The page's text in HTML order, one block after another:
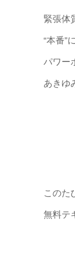
緊張体
“本番”
パワー
あきゆ
このた
無料テ